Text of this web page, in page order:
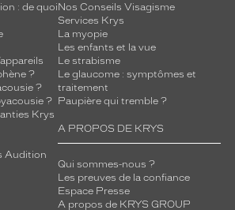
: de quoi
?
?
?
Krys
Audition
Nos Conseils Visagisme
Services Krys
La myopie
Les enfants et la vue
Le strabisme
Le glaucome : symptômes et
traitement
Paupière qui tremble ?
A PROPOS DE KRYS
Qui sommes-nous ?
Les preuves de la confiance
Espace Presse
A propos de KRYS GROUP